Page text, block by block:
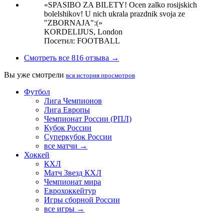
«SPASIBO ZA BILETY! Ocen zalko rosijskich
bolelshikov! U nich ukrala prazdnik svoja ze
"ZBORNAJA":(»
KORDELIJUS, London
Посетил: FOOTBALL
Смотреть все 816 отзыва →
Вы уже смотрели вся история просмотров
Футбол
Лига Чемпионов
Лига Европы
Чемпионат России (РПЛ)
Кубок России
Суперкубок России
все матчи →
Хоккей
КХЛ
Матч Звезд КХЛ
Чемпионат мира
Еврохоккейтур
Игры сборной России
все игры →